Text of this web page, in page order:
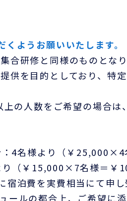
ようお願いいたします。
合研修と同様のものとな
供を目的としており、特
の人数をご希望の場合は
4名様より（￥25,000×4
（￥15,000×7名様＝￥
泊費を実費相当にて申し
ルの都合上、ご希望に添